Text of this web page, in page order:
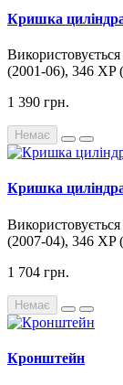
Кришка
(2001-06), 346 XP
1 390 грн.
Немає
Кришка
(2007-04), 346 XP
1 704 грн.
Немає
Кронштейн